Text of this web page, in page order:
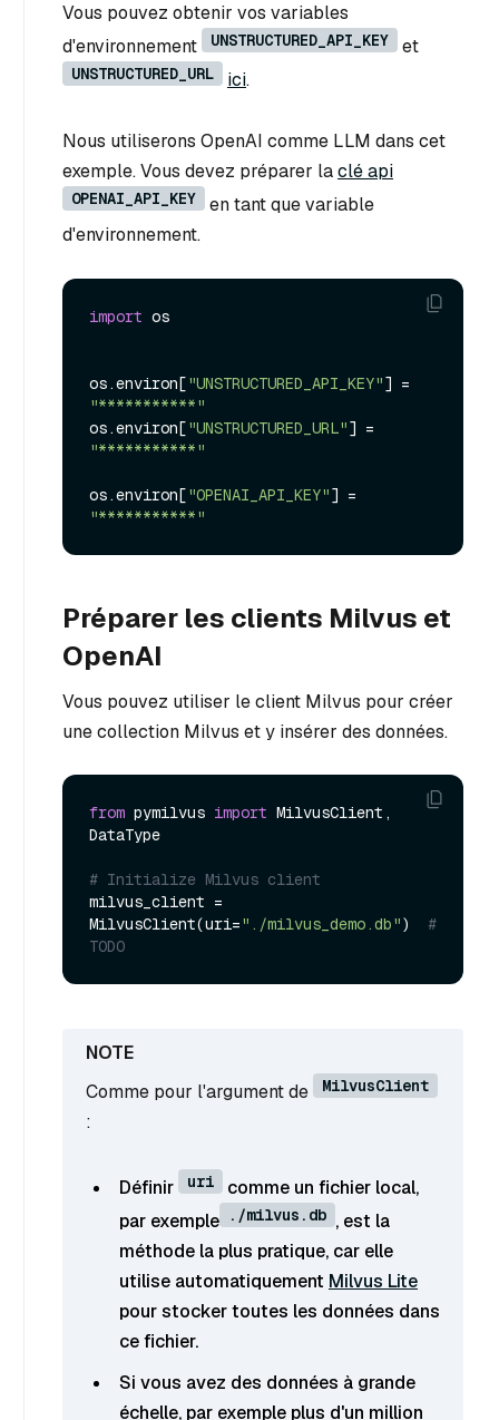
Vous pouvez obtenir vos variables
d'environnement
UNSTRUCTURED_API_KEY et
UNSTRUCTURED_URL ici.
Nous utiliserons OpenAI comme LLM dans cet
exemple. Vous devez préparer laclé api
OPENAI_API_KEY
en tant que variable
d'environnement.
import os
os.environ["UNSTRUCTURED_API_KEY"
"***********"
os.environ["UNSTRUCTURED_URL"
"***********"
os.environ["OPENAI_API_KEY"
"***********"
Préparer les clients Milvus et
OpenAI
Vous pouvez utiliser le client Milvus pour créer
une collection Milvus et y insérer des données.
from pymilvus import MilvusClient,
DataType
# Initialize Milvus client
milvus_client =
MilvusClient(uri="./milvus_demo.db") #
TODO
Comme pour l'argument de MilvusClient
:
Définir uri
comme un fichier local,
par exemple
./milvus.db , est la
méthode la plus pratique, car elle
utilise automatiquement Milvus Lite
pour stocker toutes les données dans
ce fichier.
Si vous avez des données à grande
échelle, par exemple plus d'un million